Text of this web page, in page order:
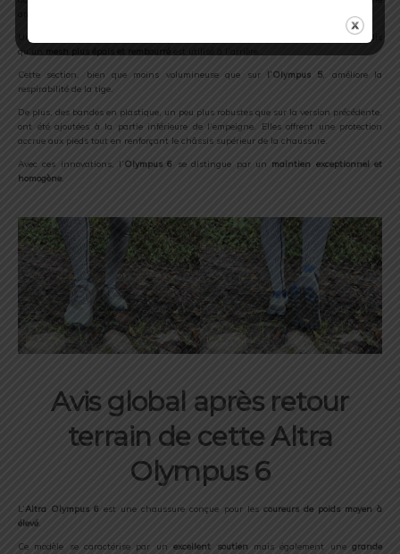
Un
compose la tige à l’avant et au milieu de la chaussure, tandis
qu’un
Cette section, bien que moins volumineuse que sur
l’Olympus 5, améliore la
respirabilité de la tige.
De plus, des bandes en plastique, un peu plus robustes que sur la version précédente,
ont été ajoutées à la partie inférieure de l’empeigne. Elles offrent une protection
accrue aux pieds tout en renforçant le châssis supérieur de la chaussure.
Avec ces innovations, l’Olympus 6 se distingue par un maintien exceptionnel et
homogène.
Avis global après retour
terrain de cette Altra
Olympus 6
L’Altra Olympus 6 est une chaussure conçue pour les coureurs de poids moyen à
élevé.
Ce modèle se caractérise par unexcellent soutienmais également unegrande